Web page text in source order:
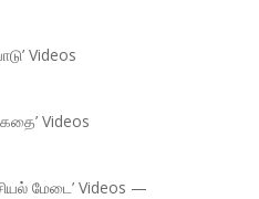
Videos
Videos
மேடை’ Videos —